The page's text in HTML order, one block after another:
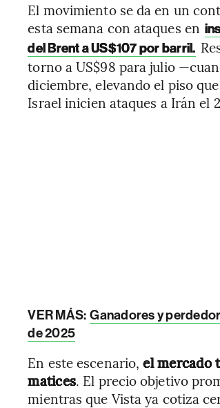
El movimiento se da en un
esta semana con ataques en
del Brent a US$107 por barril.
torno a US$98 para julio
diciembre, elevando el piso
Israel inicien ataques a Irán el
VER MÁS: Ganadores y
de 2025
En este escenario, el mercado
matices. El precio objetivo
mientras que Vista ya cotiza